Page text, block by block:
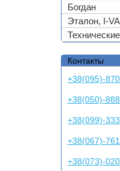
Богдан
Эталон, I-
Контакты
+38(095)-
+38(050)-
+38(099)-
+38(067)-
+38(073)-